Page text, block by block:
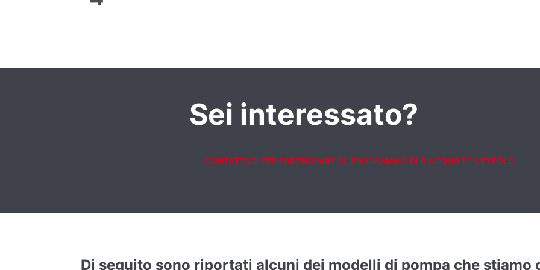
Sei interessato?
CONTATTACI PER PARTECIPARE AL PROGRAMMA DI RIACQUISTO LEYBOLD
Di seguito sono riportati alcuni dei modelli di pompa che stiamo